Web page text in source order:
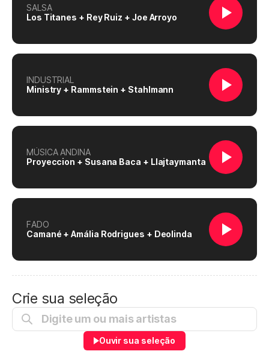
SALSA
Los Titanes + Rey Ruiz + Joe Arroyo
INDUSTRIAL
Ministry + Rammstein + Stahlmann
MÚSICA ANDINA
Proyeccion + Susana Baca + Llajtaymanta
FADO
Camané + Amália Rodrigues + Deolinda
Crie sua seleção
Ouvir sua seleção